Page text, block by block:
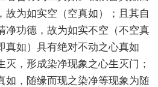
故为如实空（空真如）；且其自
净功德，故为如实不空（不空真
真如）具有绝对不动之心真如
灭，形成染净现象之心生灭门；
如，随缘而现之染净等现象为随